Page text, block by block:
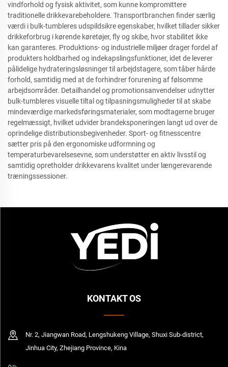
vindforhold og fysisk aktivitet, som kunne kompromittere
traditionelle drikkevarebeholdere. Transportbranchen finder særlig
værdi i bulk-tumbleres udspildsikre egenskaber, hvilket tillader sikker
drikkeforbrug i kørende køretøjer, fly og skibe, hvor stabilitet ikke
kan garanteres. Produktions- og industrielle miljøer drager fordel af
produkters holdbarhed og indekapslingsfunktioner, idet de leverer
pålidelige hydrateringsløsninger til arbejdstagere, som tåber hårde
forhold, samtidig med at de forhindrer forurening af følsomme
arbejdsområder. Detailhandel og promotionsanvendelser udnytter
bulk-tumbleres visuelle tiltal og tilpasningsmuligheder til at skabe
mindeværdige markedsføringsmaterialer, som modtagerne bruger
regelmæssigt, hvilket udvider brandeksponeringen langt ud over de
oprindelige distributionsbegivenheder. Sport- og fitnesscentre
sætter pris på den ergonomiske udformning og
temperaturbevarelsesevne, som understøtter en aktiv livsstil og
samtidig opretholder drikkevarens kvalitet under længerevarende
træningssessioner.
KONTAKT OS
Nr. 2, Jiangwan Road, Lengshukeng Village, Shuxi Sub-district,
Jinhua City, Zhejiang Province, Kina